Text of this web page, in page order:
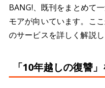
BANG!、既刊をまとめて
モアが向いています。こ
のサービスを詳しく解説し
「10年越しの復讐